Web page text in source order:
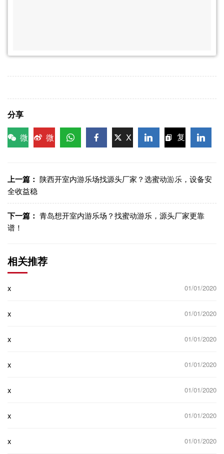
分享
微
微
X
复
接
上一篇： 陕西开室内游乐场找源头厂家？选蜜动游乐，设备安
全收益稳
下一篇： 青岛想开室内游乐场？找蜜动游乐，源头厂家更靠
谱！
相关推荐
x 01/01/2020
x 01/01/2020
x 01/01/2020
x 01/01/2020
x 01/01/2020
x 01/01/2020
x 01/01/2020